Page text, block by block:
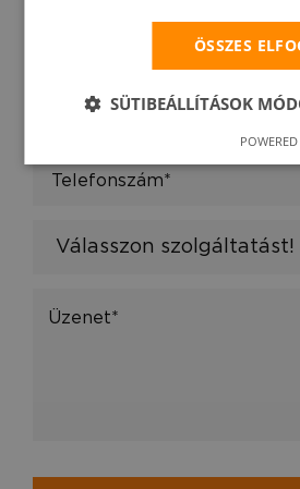
ÖSSZES
SÜTIBEÁLLÍTÁSOK